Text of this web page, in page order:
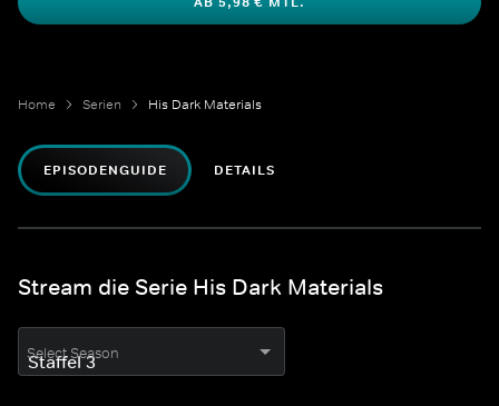
Home Serien His Dark Materials
EPISODENGUIDE DETAILS
Stream die Serie His Dark Materials
Select Season